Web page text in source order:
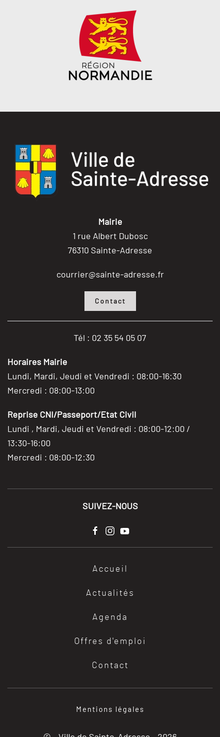
Mairie
1 rue Albert Dubosc
76310 Sainte-Adresse
courrier@sainte-adresse.fr
Contact
Tél : 02 35 54 05 07
Horaires Mairie
Lundi, Mardi, Jeudi et Vendredi : 08:00-16:30
Mercredi : 08:00-13:00
Reprise CNI/Passeport/Etat Civil
Lundi , Mardi, Jeudi et Vendredi : 08:00-12:00 /
13:30-16:00
Mercredi : 08:00-12:30
SUIVEZ-NOUS
Accueil
Actualités
Agenda
Offres d'emploi
Contact
Mentions légales